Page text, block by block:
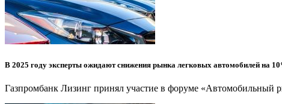
В 2025 году эксперты ожидают снижения рынка легковых автомобилей на
Газпромбанк Лизинг принял участие в форуме «Автомобильный